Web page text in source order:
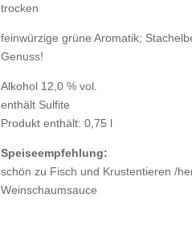
trocken
feinwürzige grüne Aromatik;
Genuss!
Alkohol 12,0 % vol.
enthält Sulfite
Produkt enthält: 0,75 l
Speiseempfehlung:
schön zu Fisch und Krustentieren /
Weinschaumsauce